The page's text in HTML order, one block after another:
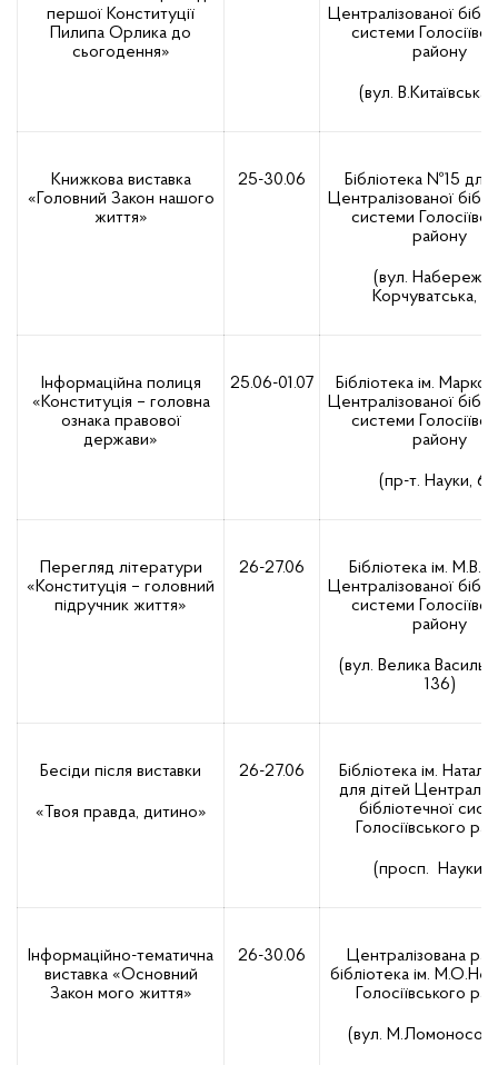
першої Конституції
Пилипа Орлика до
сьогодення»
Централізованої
системи
району
(вул.
Книжкова виставка
«Головний Закон нашого
життя»
25-30.06
Бібліотека №15 для
Централізованої
системи
району
(вул.
Корчуватська,
Інформаційна полиця
«Конституція – головна
ознака правової
держави»
25.06-01.07
Бібліотека ім. Марко
Централізованої
системи
району
(пр-т. Науки,
Перегляд літератури
«Конституція – головний
підручник життя»
26-27.06
Бібліотека ім.
Централізованої
системи
району
(вул. Велика
136)
Бесіди після виставки
«Твоя правда, дитино»
26-27.06
Бібліотека ім. Наталі
для дітей
бібліотечної
Голосіївського
(просп. Науки,
Інформаційно-тематична
виставка «Основний
Закон мого життя»
26-30.06
Централізована
бібліотека ім.
Голосіївського
(вул.